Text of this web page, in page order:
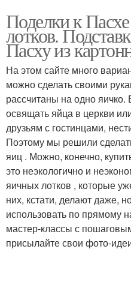
Подставка для
пасхальных яиц
Поделки из подставки
Подставка под яйца
Поделки к
лотков.
Пасху из
На этом сайте много
можно сделать своими
рассчитаны на одно
освящать яйца в церкви
друзьям с гостинцами,
Поэтому мы решили
яиц . Можно, конечно,
это неэкологично и
яичных лотков , которые
них, кстати, делают даже,
использовать по прямому
мастер-классы с
присылайте свои фото-